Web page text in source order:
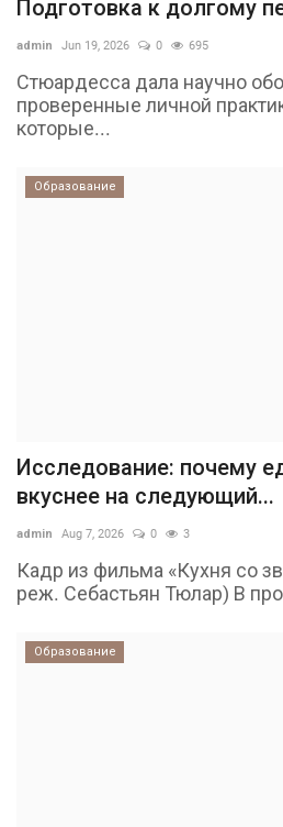
Подготовка к долгому
admin Jun 19, 2026 0 695
Стюардесса дала научно
проверенные личной
которые...
Образование
Исследование: почему
вкуснее на следующий...
admin Aug 7, 2026 0 3
Кадр из фильма «Кухня со
реж. Себастьян Тюлар) В
Образование